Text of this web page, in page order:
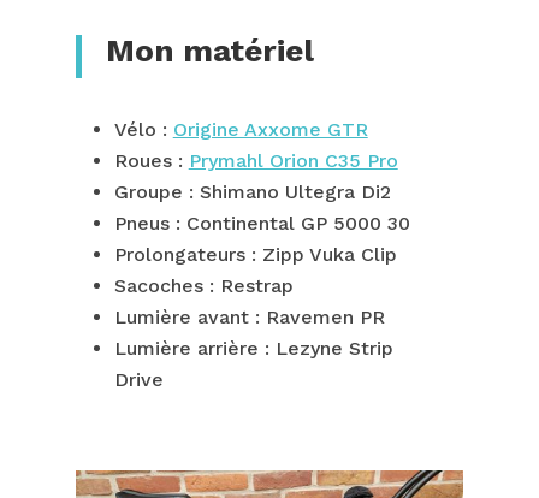
Mon matériel
Vélo : Origine Axxome GTR
Roues : Prymahl Orion C35 Pro
Groupe : Shimano Ultegra Di2
Pneus : Continental GP 5000 30
Prolongateurs : Zipp Vuka Clip
Sacoches : Restrap
Lumière avant : Ravemen PR
Lumière arrière : Lezyne Strip
Drive